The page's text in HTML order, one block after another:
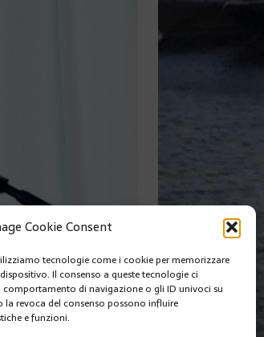
Cookie Consent
tecnologie come i cookie per memorizzare
Il consenso a queste tecnologie ci
di navigazione o gli ID univoci su
revoca del consenso possono influire
e funzioni.
SUIVANT